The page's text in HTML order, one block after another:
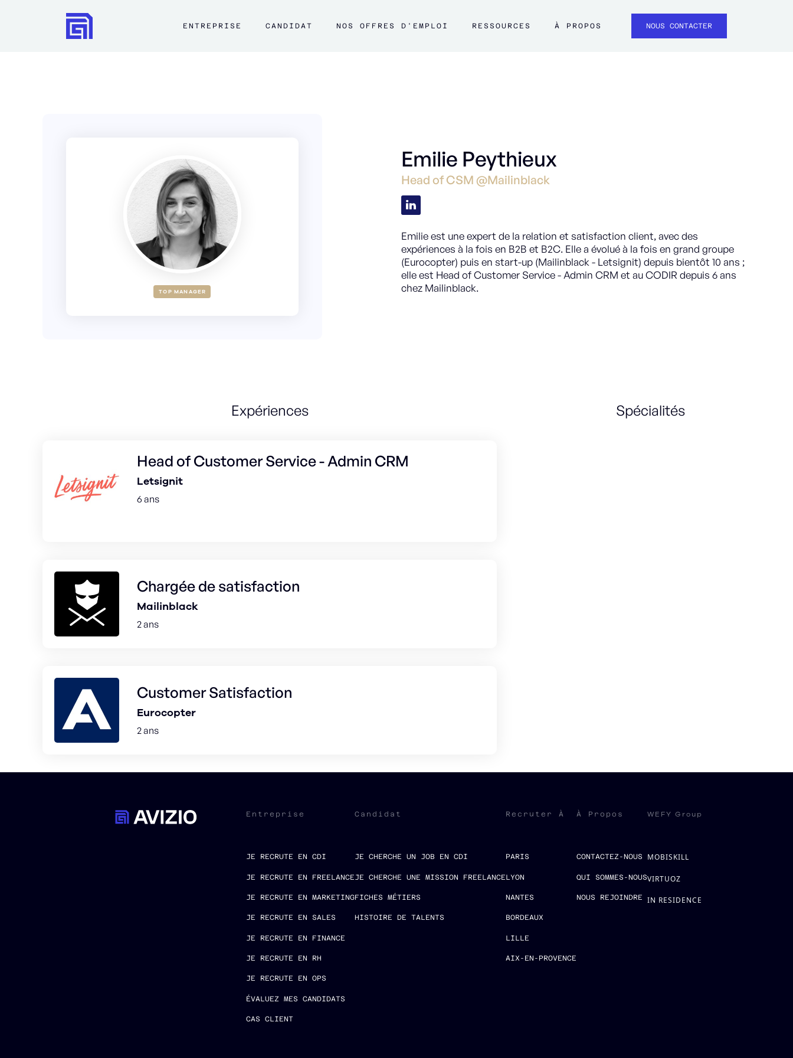
ENTREPRISE CANDIDAT NOS OFFRES D'EMPLOI RESSOURCES À PROPOS NOUS CONTACTER
TOP MANAGER
Emilie Peythieux
Head of CSM @Mailinblack
Emilie est une expert de la relation et satisfaction client, avec des
expériences à la fois en B2B et B2C. Elle a évolué à la fois en grand groupe
(Eurocopter) puis en start-up (Mailinblack - Letsignit) depuis bientôt 10 ans ;
elle est Head of Customer Service - Admin CRM et au CODIR depuis 6 ans
chez Mailinblack.
Expériences
Head of Customer Service - Admin CRM
Letsignit
6 ans
Chargée de satisfaction
Mailinblack
2 ans
Customer Satisfaction
Eurocopter
2 ans
Spécialités
Entreprise
JE RECRUTE EN CDI
JE RECRUTE EN FREELANCE
JE RECRUTE EN MARKETING
JE RECRUTE EN SALES
JE RECRUTE EN FINANCE
JE RECRUTE EN RH
JE RECRUTE EN OPS
ÉVALUEZ MES CANDIDATS
CAS CLIENT
Candidat
JE CHERCHE UN JOB EN CDI
JE CHERCHE UNE MISSION FREELANCE
FICHES MÉTIERS
HISTOIRE DE TALENTS
Recruter À
PARIS
LYON
NANTES
BORDEAUX
LILLE
AIX-EN-PROVENCE
À Propos
CONTACTEZ-NOUS
QUI SOMMES-NOUS
NOUS REJOINDRE
WEFY Group
MOBISKILL
VIRTUOZ
IN RESIDENCE